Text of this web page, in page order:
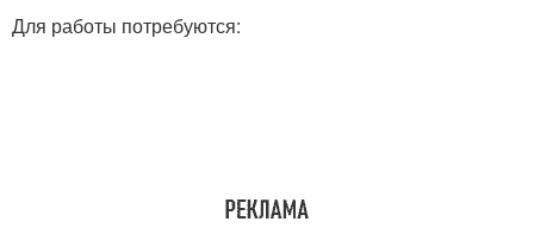
Для работы потребуются: